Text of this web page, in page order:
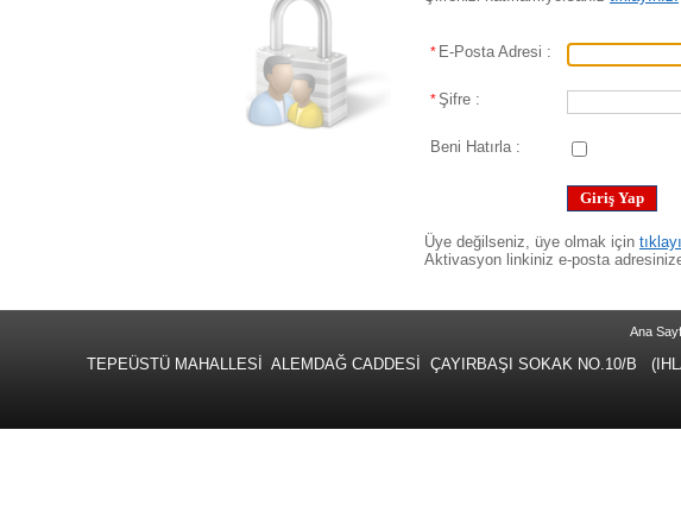
* E-Posta Adresi :
*Şifre :
Beni Hatırla :
Üye değilseniz, üye olmak için
Aktivasyon linkiniz e-posta
Ana
TEPEÜSTÜ MAHALLESİ ALEMDAĞ CADDESİ ÇAYIRBAŞI SOKAK NO.10/B